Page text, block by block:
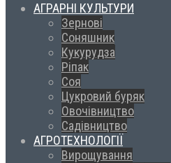
АГРАРНІ КУЛЬТУРИ
Зернові
Соняшник
Кукурудза
Ріпак
Соя
Цукровий буряк
Овочівництво
Садівництво
АГРОТЕХНОЛОГІЇ
Вирощування